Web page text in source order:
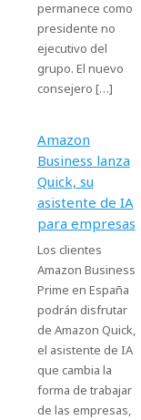
permanece como
presidente no
ejecutivo del
grupo. El nuevo
consejero […]
Amazon
Business lanza
Quick, su
asistente de IA
para empresas
Los clientes
Amazon Business
Prime en España
podrán disfrutar
de Amazon Quick,
el asistente de IA
que cambia la
forma de trabajar
de las empresas,